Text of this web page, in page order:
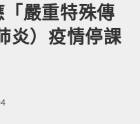
「嚴重特殊傳
炎）疫情停課